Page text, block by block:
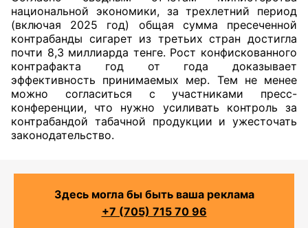
национальной экономики, за трехлетний период
(включая 2025 год) общая сумма пресеченной
контрабанды сигарет из третьих стран достигла
почти 8,3 миллиарда тенге. Рост конфискованного
контрафакта год от года доказывает
эффективность принимаемых мер. Тем не менее
можно согласиться с участниками пресс-
конференции, что нужно усиливать контроль за
контрабандой табачной продукции и ужесточать
законодательство.
Здесь могла бы быть ваша реклама
+7 (705) 715 70 96